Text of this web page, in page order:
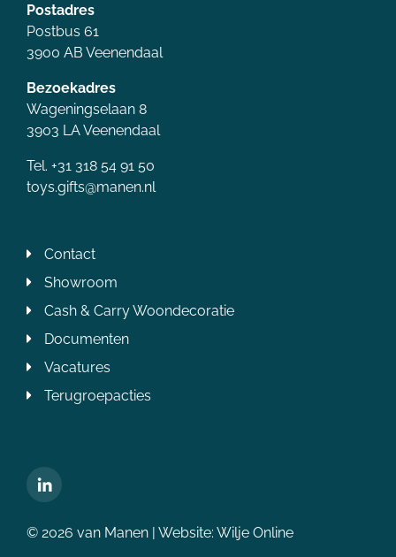
Postadres
Postbus 61
3900 AB Veenendaal
Bezoekadres
Wageningselaan 8
3903 LA Veenendaal
Tel. +31 318 54 91 50
toys.gifts@manen.nl
Contact
Showroom
Cash & Carry Woondecoratie
Documenten
Vacatures
Terugroepacties
© 2026 van Manen | Website: Wilje Online